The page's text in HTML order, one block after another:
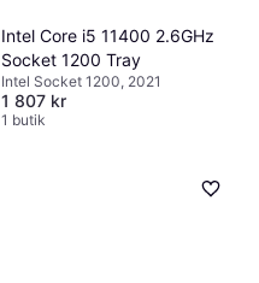
Intel Core i5 11400 2.6GHz
Socket 1200 Tray
Intel Socket 1200, 2021
1 807 kr
1 butik